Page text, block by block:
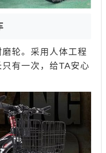
轮。采用人体工程
有一次，给TA安心